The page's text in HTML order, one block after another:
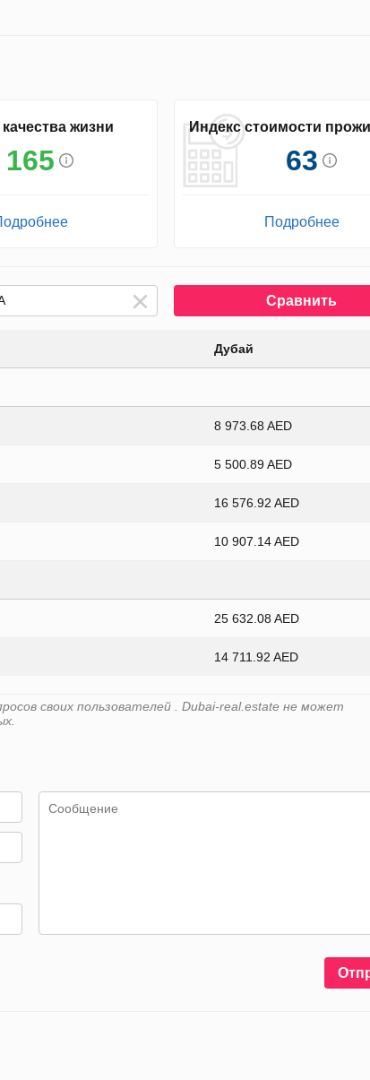
жизни
165
Индекс стоимости
63
Подробнее
Сравнить
Дубай
8 973.68 AED
5 500.89 AED
16 576.92 AED
10 907.14 AED
25 632.08 AED
14 711.92 AED
своих пользователей . Dubai-real.estate не может